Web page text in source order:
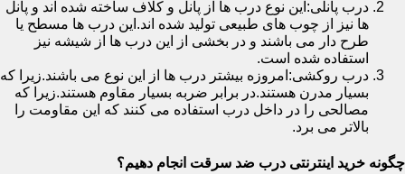
درب پانلی:این نوع درب ها از پانل و کلاف ساخته شده اند و پانل
ها نیز از چوب های طبیعی تولید شده اند.این درب ها مسطح یا
طرح دار می باشند و در بخشی از این درب ها از شیشه نیز
استفاده شده است.
درب روکشی:امروزه بیشتر درب ها از این نوع می باشند.زیرا که
بسیار مدرن هستند.در برابر ضربه بسیار مقاوم هستند.زیرا که
مصالحی را در داخل درب استفاده می کنند که این مقاومت را
بالاتر می برد.
چگونه خرید اینترنتی درب ضد سرقت انجام دهیم؟